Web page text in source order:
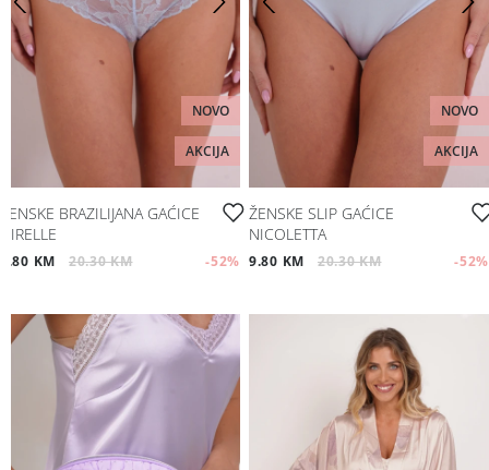
NOVO
AKCIJA
ŽENSKE BRAZILIJANA GAĆICE
NIRELLE
9.80 KM 20.30 KM -52%
NOVO
AKCIJA
ŽENSKE SLIP GAĆICE
NICOLETTA
9.80 KM 20.30 KM -52%